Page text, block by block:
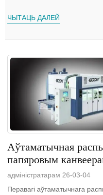
ЧЫТАЦЬ ДАЛЕЙ
Аўтаматычная
папяровым
адміністратарам 26-03-04
Перавагі аўтаматычнага